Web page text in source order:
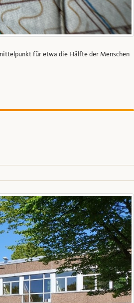
für etwa die Hälfte der Menschen